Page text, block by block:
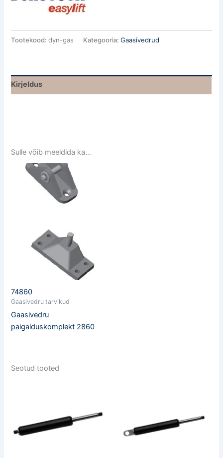
Tootekood:dyn-gas Kategooria:Gaasivedrud
Kirjeldus
Sulle võib meeldida ka…
74860
Gaasivedru tarvikud
Gaasivedru
paigalduskomplekt 2860
Seotud tooted